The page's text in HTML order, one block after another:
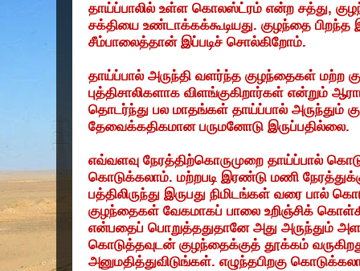
தாய்ப்பாலில் உள்ள கொலஸ்ட்ரம் என்ற சத்து,
சக்தியை உண்டாக்கக்கூடியது. குழந்தை பிறந்த
சீம்பாலைத்தான் இப்படிச் சொல்கிறோம்.
தாய்ப்பால் அருந்தி வளர்ந்த குழந்தைகள் மற்ற
புத்திசாலிகளாக விளங்குகிறார்கள் என்றும்
தொடர்ந்து பல மாதங்கள் தாய்ப்பால் அருந்தும்
தேவைக்கதிகமான பருமனோடு இருப்பதில்லை.
எவ்வளவு நேரத்திற்கொருமுறை தாய்ப்பால்
கொடுக்கலாம். மற்றபடி இரண்டு மணி
பத்திலிருந்து இருபது நிமிடங்கள் வரை பால்
குழந்தைகள் வேகமாகப் பாலை உறிஞ்சிக்
என்பதைப் பொறுத்ததுதானே அது அருந்தும்
கொடுத்தவுடன் குழந்தைக்குத் தூக்கம்
அனுமதித்துவிடுங்கள். எழுந்தபிறகு